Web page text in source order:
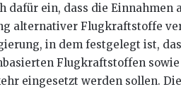
dafür ein, dass die Einnahmen
alternativer Flugkraftstoffe
in dem festgelegt ist,
Flugkraftstoffen
eingesetzt werden sollen.